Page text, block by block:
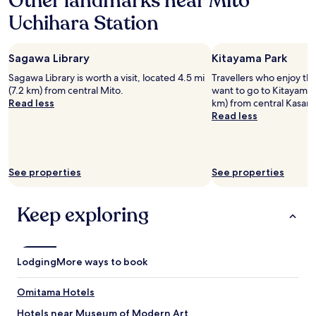
Uchihara Station
Sagawa Library
Sagawa Library is worth a visit, located 4.5 mi
(7.2 km) from central Mito.
Read less
See properties
Kitayama Park
Travellers who enjoy
want to go to Kitayama
km) from central
Read less
See properties
Keep exploring
LodgingMore ways to book
Omitama Hotels
Hotels near Museum of Modern Art